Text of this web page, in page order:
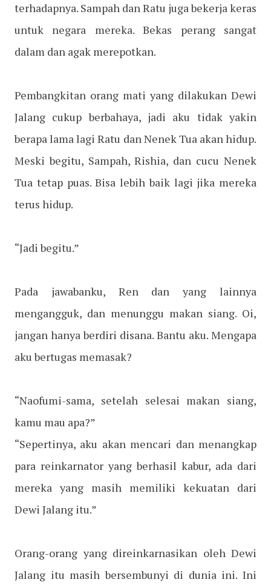
terhadapnya. Sampah dan Ratu juga bekerja keras
untuk negara mereka. Bekas perang sangat
dalam dan agak merepotkan.
Pembangkitan orang mati yang dilakukan Dewi
Jalang cukup berbahaya, jadi aku tidak yakin
berapa lama lagi Ratu dan Nenek Tua akan hidup.
Meski begitu, Sampah, Rishia, dan cucu Nenek
Tua tetap puas. Bisa lebih baik lagi jika mereka
terus hidup.
“Jadi begitu.”
Pada jawabanku, Ren dan yang lainnya
mengangguk, dan menunggu makan siang. Oi,
jangan hanya berdiri disana. Bantu aku. Mengapa
aku bertugas memasak?
“Naofumi-sama, setelah selesai makan siang,
kamu mau apa?”
“Sepertinya, aku akan mencari dan menangkap
para reinkarnator yang berhasil kabur, ada dari
mereka yang masih memiliki kekuatan dari
Dewi Jalang itu.”
Orang-orang yang direinkarnasikan oleh Dewi
Jalang itu masih bersembunyi di dunia ini. Ini